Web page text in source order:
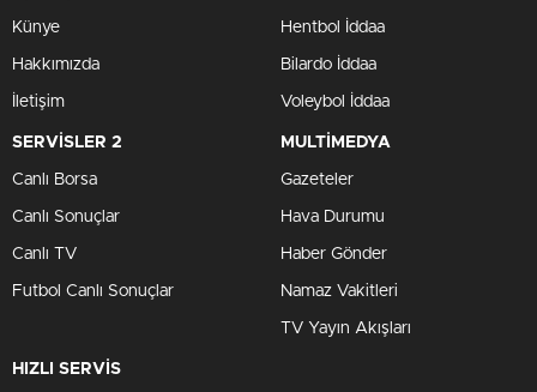
Künye
Hakkımızda
İletişim
Hentbol İddaa
Bilardo İddaa
Voleybol İddaa
SERVİSLER 2
Canlı Borsa
Canlı Sonuçlar
Canlı TV
Futbol Canlı Sonuçlar
MULTİMEDYA
Gazeteler
Hava Durumu
Haber Gönder
Namaz Vakitleri
TV Yayın Akışları
HIZLI SERVİS